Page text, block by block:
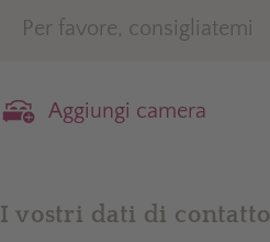
Per favore, consigliatemi
Aggiungi camera
I vostri dati di contatto